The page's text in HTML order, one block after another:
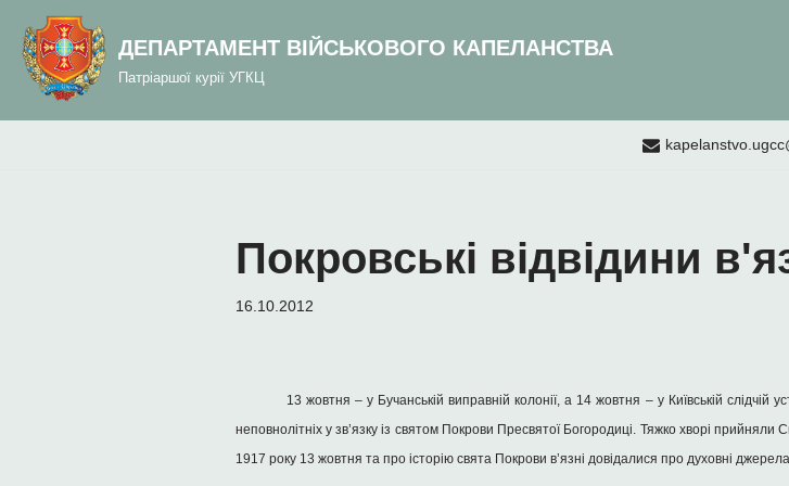
вмісту
Перейти
вмісту
ДЕПАРТАМЕНТ ВІЙСЬКОВОГО КАПЕЛАНСТВА
Патріаршої курії УГКЦ
Покровські відвідини
16.10.2012
13 жовтня – у Бучанській виправній колонії, а 14 жовтня – у Київській слідчій
неповнолітніх у зв’язку із святом Покрови Пресвятої Богородиці. Тяжко хворі
1917 року 13 жовтня та про історію свята Покрови в’язні довідалися про духовні